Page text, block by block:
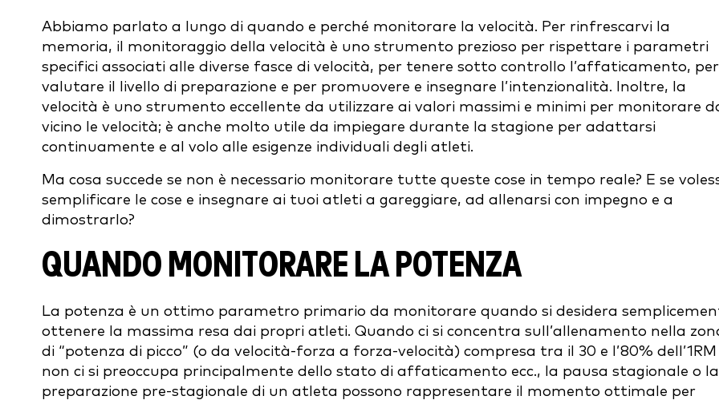
Abbiamo parlato a lungo di quando e perché monitorare la velocità. Per rinfrescarvi la
memoria, il monitoraggio della velocità è uno strumento prezioso per rispettare i parametri
specifici associati alle diverse fasce di velocità, per tenere sotto controllo l’affaticamento, per
valutare il livello di preparazione e per promuovere e insegnare l’intenzionalità. Inoltre, la
velocità è uno strumento eccellente da utilizzare ai valori massimi e minimi per monitorare
vicino le velocità; è anche molto utile da impiegare durante la stagione per adattarsi
continuamente e al volo alle esigenze individuali degli atleti.
Ma cosa succede se non è necessario monitorare tutte queste cose in tempo reale? E se
semplificare le cose e insegnare ai tuoi atleti a gareggiare, ad allenarsi con impegno e a
dimostrarlo?
QUANDO MONITORARE LA POTENZA
La potenza è un ottimo parametro primario da monitorare quando si desidera
ottenere la massima resa dai propri atleti. Quando ci si concentra sull’allenamento nella
di “potenza di picco” (o da velocità-forza a forza-velocità) compresa tra il 30 e l’80% dell’1RM
non ci si preoccupa principalmente dello stato di affaticamento ecc., la pausa stagionale o la
preparazione pre-stagionale di un atleta possono rappresentare il momento ottimale per